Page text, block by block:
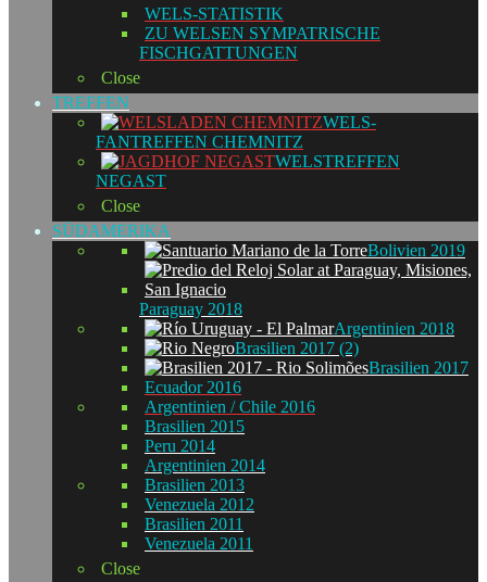
WELS-STATISTIK
ZU WELSEN SYMPATRISCHE
FISCHGATTUNGEN
Close
TREFFEN
WELS-
FANTREFFEN CHEMNITZ
WELSTREFFEN
NEGAST
Close
SÜDAMERIKA
Bolivien 2019
Paraguay 2018
Argentinien 2018
Brasilien 2017 (2)
Brasilien 2017
Ecuador 2016
Argentinien / Chile 2016
Brasilien 2015
Peru 2014
Argentinien 2014
Brasilien 2013
Venezuela 2012
Brasilien 2011
Venezuela 2011
Close